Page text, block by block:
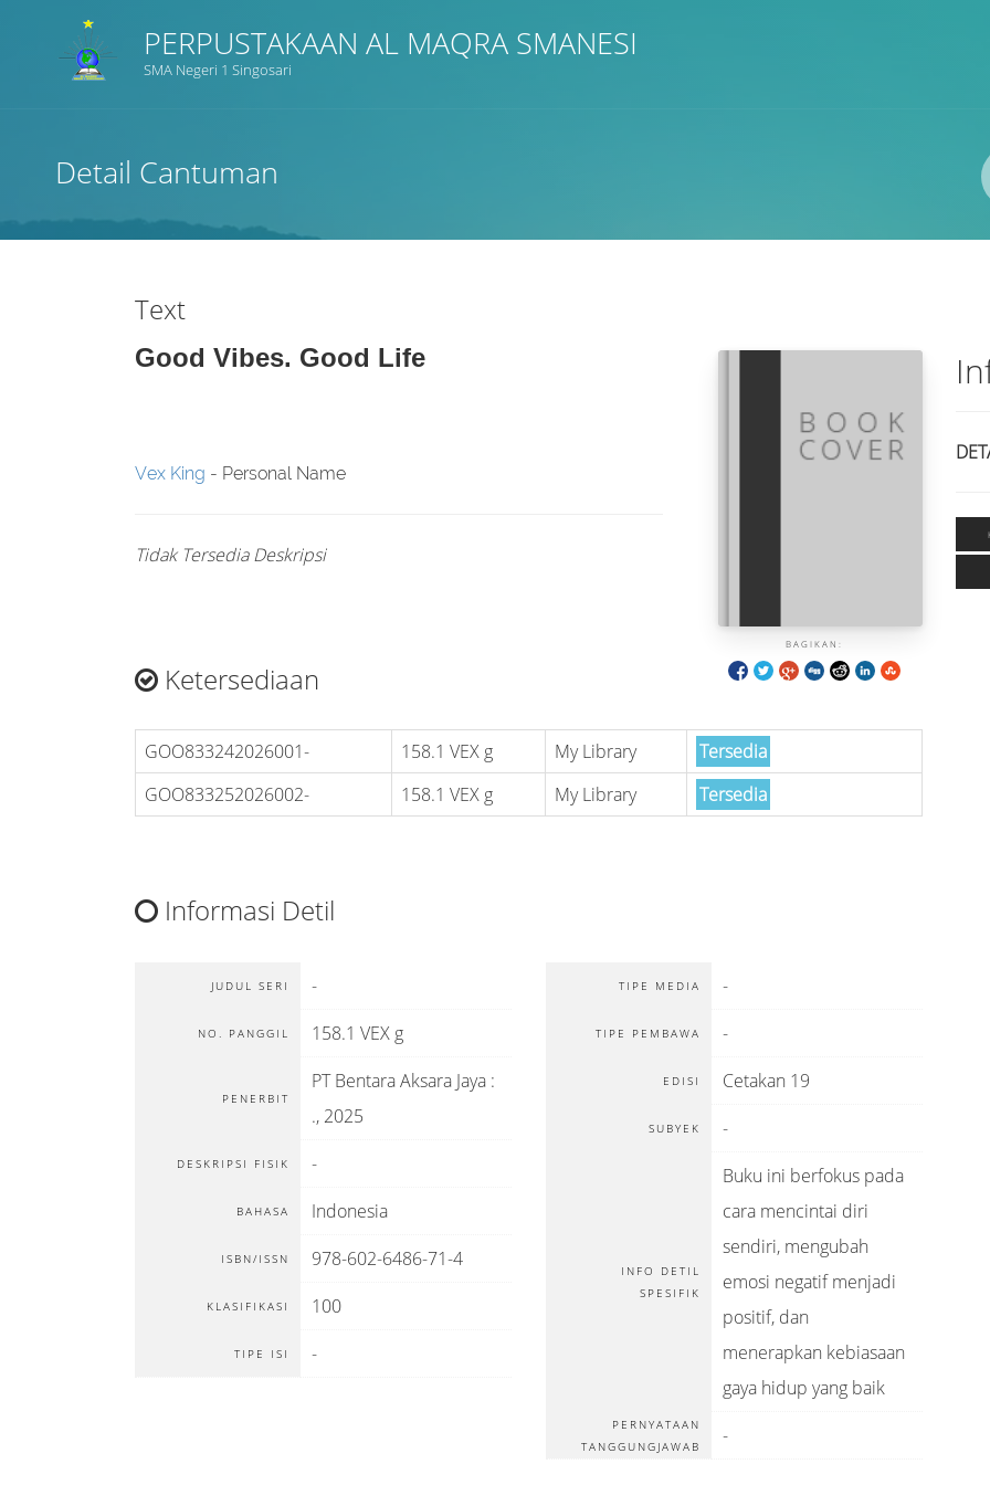
PERPUSTAKAAN AL MAQRA SMANESI
SMA Negeri 1 Singosari
Detail Cantuman
Text
Good Vibes. Good Life
BAGIKAN:
Vex King - Personal Name
Tidak Tersedia Deskripsi
Ketersediaan
GOO833242026001- 158.1 VEX g My Library
Tersedia
GOO833252026002-
158.1 VEX g My Library Tersedia
Informasi Detil
JUDUL SERI -
NO. PANGGIL 158.1 VEX g
PENERBIT
PT Bentara Aksara Jaya :
., 2025
DESKRIPSI FISIK -
BAHASA Indonesia
ISBN/ISSN 978-602-6486-71-4
KLASIFIKASI 100
TIPE ISI -
TIPE MEDIA -
TIPE PEMBAWA -
EDISI Cetakan 19
SUBYEK -
INFO DETIL
SPESIFIK
Buku ini berfokus pada
cara mencintai diri
sendiri, mengubah
emosi negatif menjadi
positif, dan
menerapkan kebiasaan
gaya hidup yang baik
PERNYATAAN
TANGGUNGJAWAB
-